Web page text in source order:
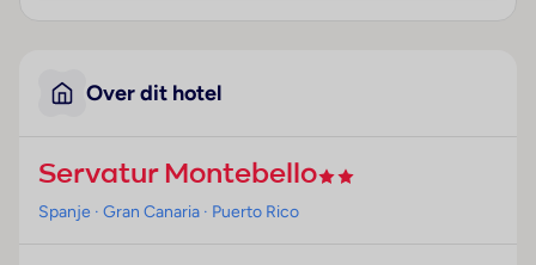
Over dit hotel
Servatur Montebello
Spanje · Gran Canaria · Puerto Rico